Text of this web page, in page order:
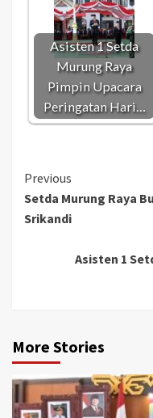
Asisten 1 Setda
Murung Raya
Pimpin Upacara
Peringatan Hari…
Continue
Reading
Previous
Setda Murung Raya
Srikandi
Asisten 1
More Stories